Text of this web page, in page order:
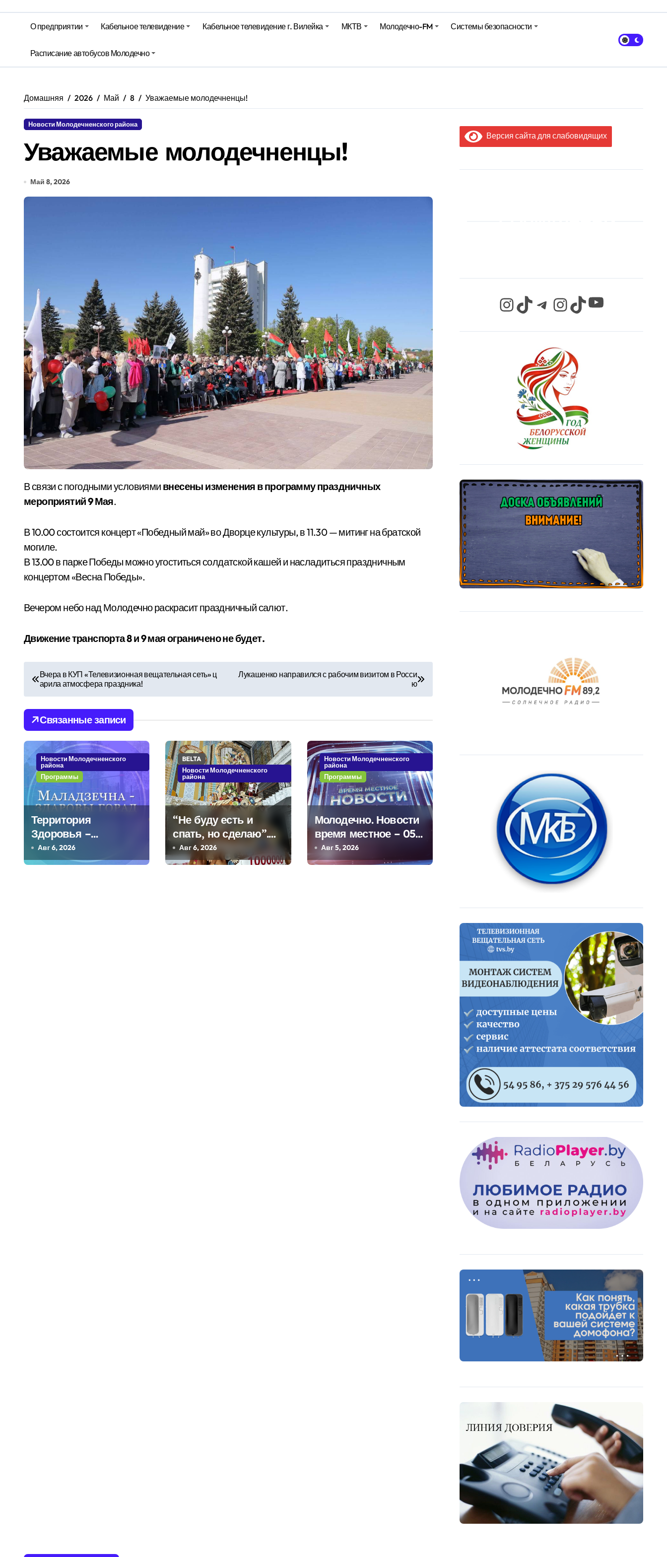
Молодечно. Новости время местное – 05 08 2026
О предприятии Кабельное телевидение Кабельное телевидение г. Вилейка МКТВ Молодечно-FM Системы безопасности
Расписание автобусов Молодечно
Домашняя 2026 Май 8 Уважаемые молодечненцы!
Новости Молодечненского района
Уважаемые молодечненцы!
Май 8, 2026
В связи с погодными условиями внесены изменения в программу праздничных
мероприятий 9 Мая.
В 10.00 состоится концерт «Победный май» во Дворце культуры, в 11.30 — митинг на братской
могиле.
В 13.00 в парке Победы можно угоститься солдатской кашей и насладиться праздничным
концертом «Весна Победы».
Вечером небо над Молодечно раскрасит праздничный салют.
Движение транспорта 8 и 9 мая ограничено не будет.
а
в
и
г
ц
и
я
п
Вчера в КУП «Телевизионная вещательная сеть» ц
арила атмосфера праздника!
Лукашенко направился с рабочим визитом в Росси
ю
Связанные записи
Новости Молодечненского
района
Программы
Территория
Здоровья –
Березинское
Авг 6, 2026
BELTA
Новости Молодечненского
района
“Не буду есть и
спать, но сделаю”.
Мастерица из
Молодечно о 50-
Авг 6, 2026
Новости Молодечненского
района
Программы
Молодечно. Новости
время местное – 05
08 2026
Авг 5, 2026
Версия сайта для слабовидящих
InstagramTikTok Telegram InstagramTikTok YouTube